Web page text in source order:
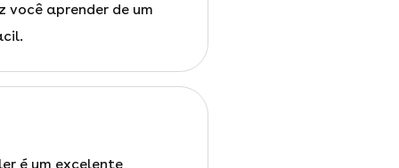
você aprender de um
é um excelente